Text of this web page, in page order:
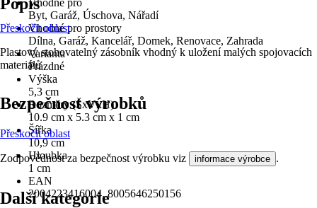
Vhodné pro
Byt, Garáž, Úschova, Nářadí
Vhodné pro prostory
Dílna, Garáž, Kancelář, Domek, Renovace, Zahrada
Varianta
Prázdné
Výška
5,3 cm
Rozměry (ŠxVxH)
10.9 cm x 5.3 cm x 1 cm
Šířka
10,9 cm
Hloubka
1 cm
EAN
2004223416004, 8005646250156
Přeskočit oblast
Plastový stohovatelný zásobník vhodný k uložení malých spojovacích
materiálů
Bezpečnost výrobků
Přeskočit oblast
Zodpovědnost za bezpečnost výrobku viz informace výrobce .
Další kategorie